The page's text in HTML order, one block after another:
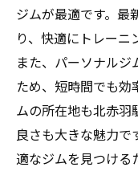
ジムが最適です。最
り、快適にトレーニ
また、パーソナル
ため、短時間でも効
ムの所在地も北赤羽
良さも大きな魅力で
適なジムを見つける